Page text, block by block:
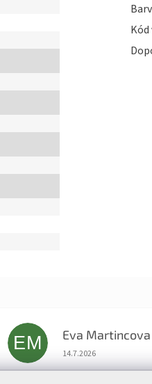
EM Eva Martincova
Hodnocení obchodu
14.7.2026